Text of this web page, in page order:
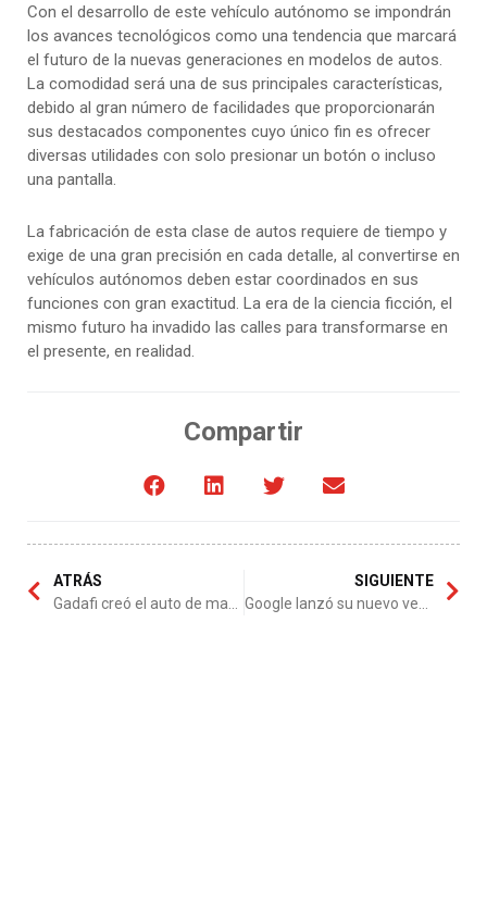
Con el desarrollo de este vehículo autónomo se impondrán
los avances tecnológicos como una tendencia que marcará
el futuro de la nuevas generaciones en modelos de autos.
La comodidad será una de sus principales características,
debido al gran número de facilidades que proporcionarán
sus destacados componentes cuyo único fin es ofrecer
diversas utilidades con solo presionar un botón o incluso
una pantalla.
La fabricación de esta clase de autos requiere de tiempo y
exige de una gran precisión en cada detalle, al convertirse en
vehículos autónomos deben estar coordinados en sus
funciones con gran exactitud. La era de la ciencia ficción, el
mismo futuro ha invadido las calles para transformarse en
el presente, en realidad.
Compartir
ATRÁS
SIGUIENTE